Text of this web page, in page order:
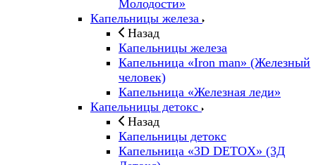
Молодости»
Капельницы железа
Назад
Капельницы железа
Капельница «Iron man» (Железный
человек)
Капельница «Железная леди»
Капельницы детокс
Назад
Капельницы детокс
Капельница «3D DETOX» (3Д